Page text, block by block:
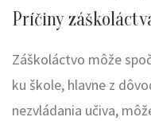
Príčiny
Záškoláctvo môže
ku škole, hlavne z
nezvládania učiva,